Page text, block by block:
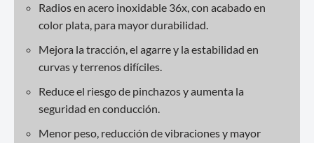
Radios en acero inoxidable 36x, con acabado en
color plata, para mayor durabilidad.
Mejora la tracción, el agarre y la estabilidad en
curvas y terrenos difíciles.
Reduce el riesgo de pinchazos y aumenta la
seguridad en conducción.
Menor peso, reducción de vibraciones y mayor